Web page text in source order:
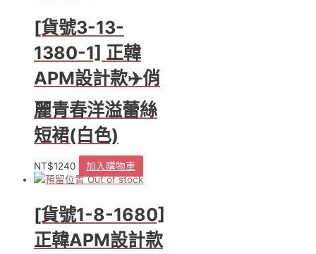
種
款
式。
可
在
產
品
頁
面
選
擇
選
項
[貨號3-13-
1380-1] 正韓
APM設計款✈️俏
麗青春洋溢蕾絲
短裙(白色)
NT$1240
加入購物車
Out of stock
[貨號1-8-1680]
正韓APM設計款